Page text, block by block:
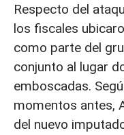
Respecto del
los fiscales
como parte del
conjunto al lugar
emboscadas.
momentos antes,
del nuevo